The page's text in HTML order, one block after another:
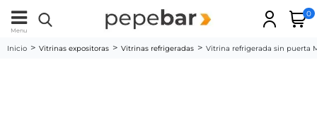
Menu
0
Inicio Vitrinas expositoras Vitrinas refrigeradas Vitrina refrigerada sin puerta